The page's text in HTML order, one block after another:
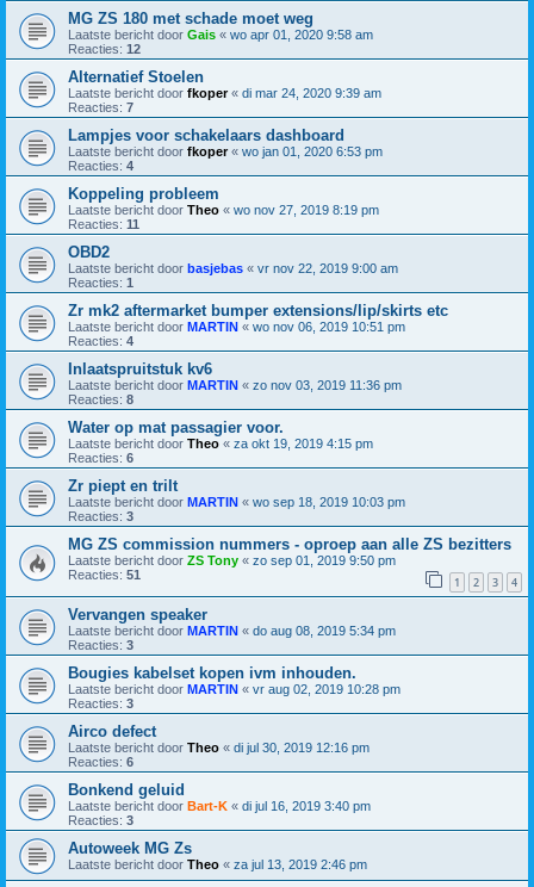
MG ZS 180 met schade moet weg
Laatste bericht door Gais « wo apr 01, 2020 9:58 am
Reacties: 12
Alternatief Stoelen
Laatste bericht door fkoper« di mar 24, 2020 9:39 am
Reacties: 7
Lampjes voor schakelaars dashboard
Laatste bericht door fkoper« wo jan 01, 2020 6:53 pm
Reacties: 4
Koppeling probleem
Laatste bericht door Theo « wo nov 27, 2019 8:19 pm
Reacties: 11
OBD2
Laatste bericht door basjebas « vr nov 22, 2019 9:00 am
Reacties: 1
Zr mk2 aftermarket bumper extensions/lip/skirts etc
Laatste bericht door MARTIN « wo nov 06, 2019 10:51 pm
Reacties: 4
Inlaatspruitstuk kv6
Laatste bericht door MARTIN « zo nov 03, 2019 11:36 pm
Reacties: 8
Water op mat passagier voor.
Laatste bericht door Theo « za okt 19, 2019 4:15 pm
Reacties: 6
Zr piept en trilt
Laatste bericht door MARTIN « wo sep 18, 2019 10:03 pm
Reacties: 3
MG ZS commission nummers - oproep aan alle ZS bezitters
Laatste bericht door ZS Tony « zo sep 01, 2019 9:50 pm
Reacties: 51 1 2 3 4
Vervangen speaker
Laatste bericht door MARTIN « do aug 08, 2019 5:34 pm
Reacties: 3
Bougies kabelset kopen ivm inhouden.
Laatste bericht door MARTIN « vr aug 02, 2019 10:28 pm
Reacties: 3
Airco defect
Laatste bericht door Theo « di jul 30, 2019 12:16 pm
Reacties: 6
Bonkend geluid
Laatste bericht door Bart-K « di jul 16, 2019 3:40 pm
Reacties: 3
Autoweek MG Zs
Laatste bericht door Theo « za jul 13, 2019 2:46 pm